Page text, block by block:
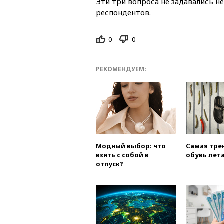
респондентов.
0 0
РЕКОМЕНДУЕМ:
Модный выбор: что
взять с собой в
отпуск?
Самая
обувь